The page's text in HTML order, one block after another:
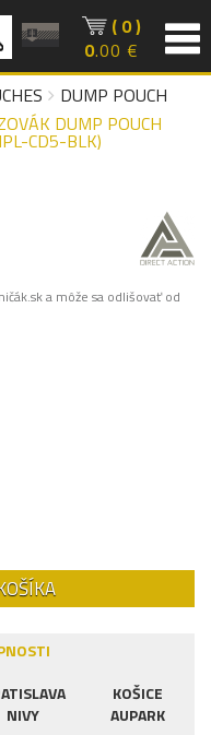
( 0 )
0.00 €
DUMP POUCH
DUMP POUCH
CD5-BLK)
a môže sa odlišovať od
NIVY
KOŠICE
AUPARK